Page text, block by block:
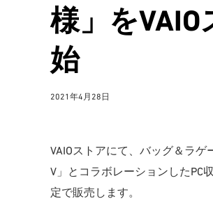
様」を
始
2021年4月28日
VAIOストアにて、バッグ＆ラ
V」とコラボレーションしたPC
定で販売します。